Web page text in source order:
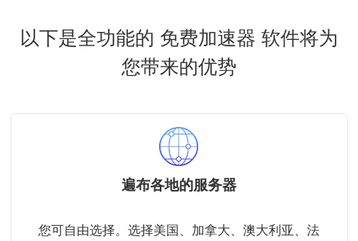
以下是全功能的 免费加速器 软件将为
您带来的优势
遍布各地的服务器
您可自由选择。选择美国、加拿大、澳大利亚、法